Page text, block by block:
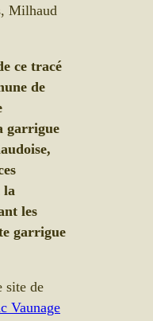
Milhaud
ce tracé
de
garrigue
la
les
garrigue
site de
Vaunage